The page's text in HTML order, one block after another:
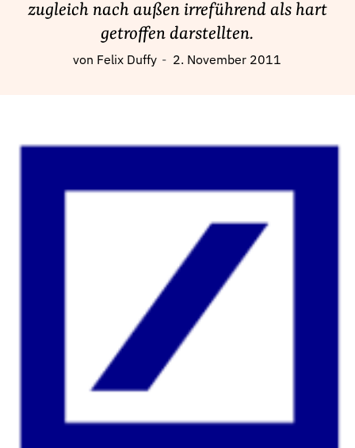
Jetzt Spenden
Presse
Folge Uns
FacebookMastodonBluesky
zugleich nach außen irreführend als hart
getroffen darstellten.
von Felix Duffy 2. November 2011